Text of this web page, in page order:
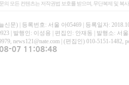
의 모든 컨텐츠는 저작권법 보호를 받으며, 무단복제 및 복
신문) | 등록번호: 서울 아05469 | 등록일자:
| 발행인: 이성용 | 편집인: 안재동 | 발행소: 서
news121@nate.com | (편집인) 010-5151-1482,